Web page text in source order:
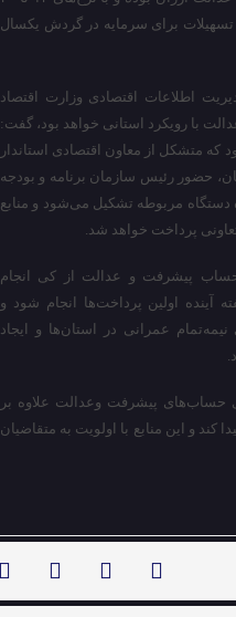
برای سرمایه در گردش یکسال
اطلاعات اقتصادی وزارت اقتصاد
با رویکرد استانی خواهد بود، گفت:
که متشکل از معاون اقتصادی استاندار
حضور رئیس سازمان برنامه و بودجه
دستگاه مربوطه تشکیل می‌شود و منابع
پرداخت خواهد شد.
حساب پیشرفت و عدالت از کی انجام
اولین پرداخت‌ها انجام شود و
عمرانی در استان‌ها و ایجاد
حساب‌های پیشرفت وعدالت علاوه بر
کند و این منابع با اولویت به متقاضیان